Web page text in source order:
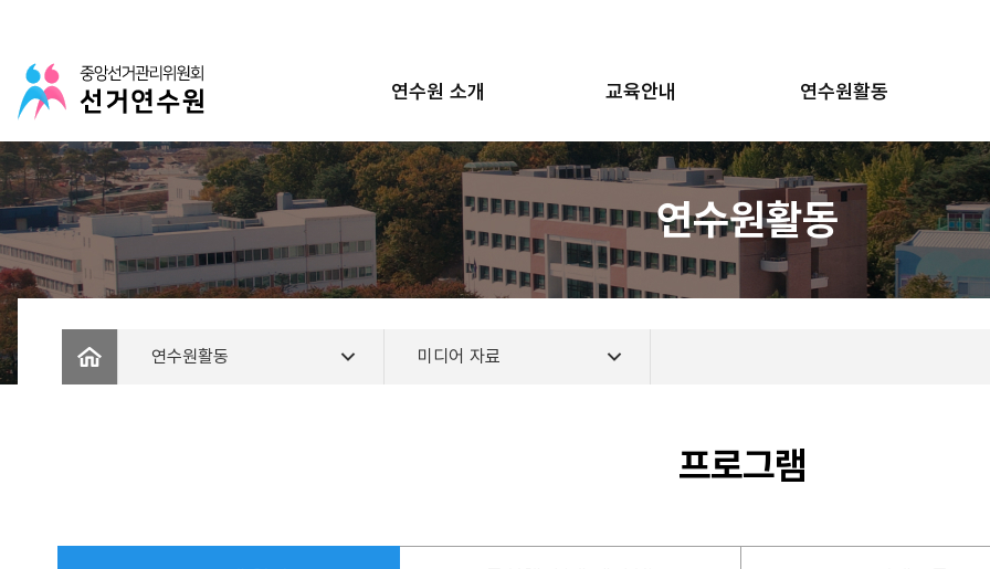
연수원 소개 교육안내 연수원활동
연수원활동
연수원활동 미디어 자료
프로그램